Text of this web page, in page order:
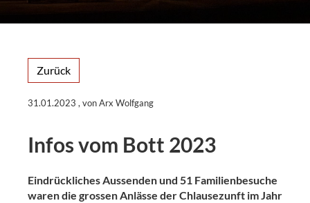
Zurück
31.01.2023 , von Arx Wolfgang
Infos vom Bott 2023
Eindrückliches Aussenden und 51 Familienbesuche
waren die grossen Anlässe der Chlausezunft im Jahr